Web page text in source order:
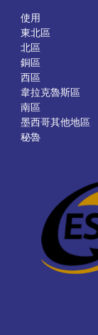
使用
東北區
北區
銅區
西區
韋拉克魯斯區
南區
墨西哥其他地區
秘魯